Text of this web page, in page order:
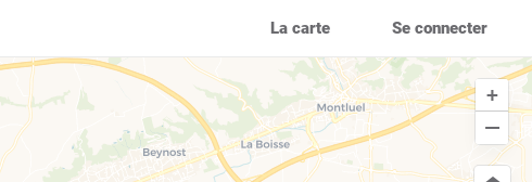
La carte Se connecter
+
−